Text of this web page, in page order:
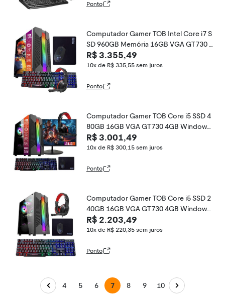
Ponto
Computador Gamer TOB Intel Core i7 S
SD 960GB Memória 16GB VGA GT730 4
GB Windows 10 Pro Trial + Teclado e M
ouse + Mouse Pad + Headset
R$ 3.355,49
10x de R$ 335,55 sem juros
Ponto
Computador Gamer TOB Core i5 SSD 4
80GB 16GB VGA GT730 4GB Windows
10 Pro Trial + Teclado/Mouse + Mouse
Pad + Headset + Monitor 21.5
R$ 3.001,49
10x de R$ 300,15 sem juros
Ponto
Computador Gamer TOB Core i5 SSD 2
40GB 16GB VGA GT730 4GB Windows
10 Pro Trial + Teclado/Mouse + Mouse
Pad + Headset
R$ 2.203,49
10x de R$ 220,35 sem juros
Ponto
4 5 6 7 8 9 10